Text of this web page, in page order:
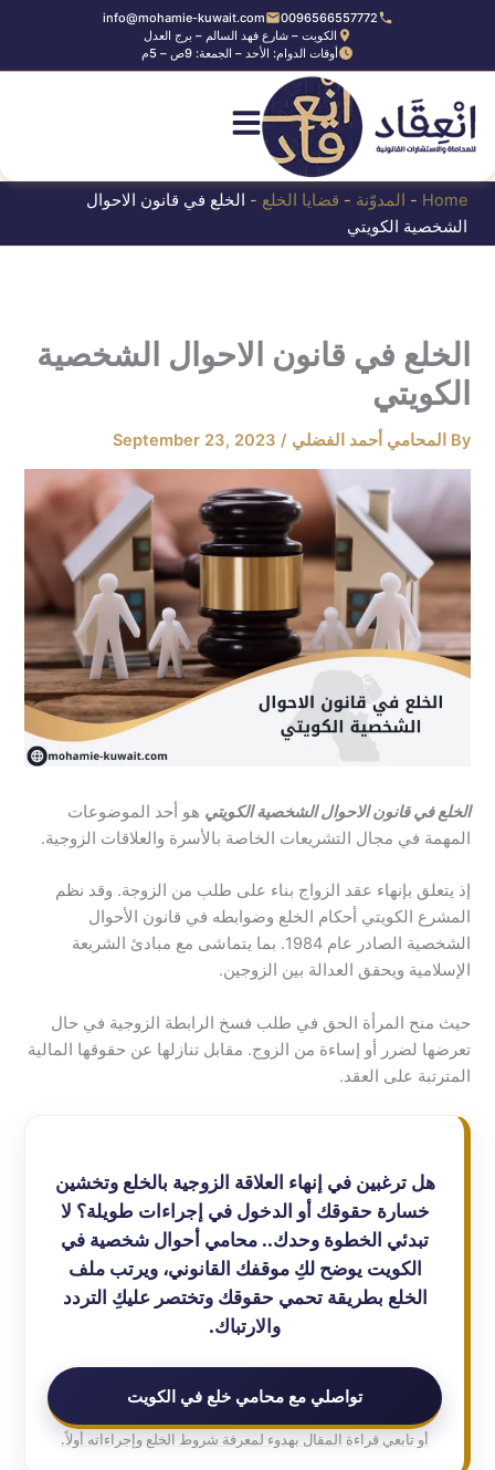
0096566557772
info@mohamie-kuwait.com
الكويت – شارع فهد السالم – برج العدل
أوقات الدوام: الأحد – الجمعة: 9ص – 5م
Home
- المدوّنة - قضايا الخلع - الخلع في قانون الاحوال
الشخصية الكويتي
الخلع في قانون الاحوال الشخصية
الكويتي
By المحامي أحمد الفضلي /
September 23, 2023
الخلع في قانون الاحوال الشخصية الكويتي هو أحد الموضوعات
المهمة في مجال التشريعات الخاصة بالأسرة والعلاقات الزوجية.
إذ يتعلق بإنهاء عقد الزواج بناء على طلب من الزوجة. وقد نظم
المشرع الكويتي أحكام الخلع وضوابطه في قانون الأحوال
الشخصية الصادر عام 1984. بما يتماشى مع مبادئ الشريعة
الإسلامية ويحقق العدالة بين الزوجين.
حيث منح المرأة الحق في طلب فسخ الرابطة الزوجية في حال
تعرضها لضرر أو إساءة من الزوج. مقابل تنازلها عن حقوقها المالية
المترتبة على العقد.
هل ترغبين في إنهاء العلاقة الزوجية بالخلع وتخشين
خسارة حقوقك أو الدخول في إجراءات طويلة؟ لا
تبدئي الخطوة وحدك.. محامي أحوال شخصية في
الكويت يوضح لكِ موقفك القانوني، ويرتب ملف
الخلع بطريقة تحمي حقوقك وتختصر عليكِ التردد
والارتباك.
تواصلي مع محامي خلع في الكويت
أو تابعي قراءة المقال بهدوء لمعرفة شروط الخلع وإجراءاته أولاً.